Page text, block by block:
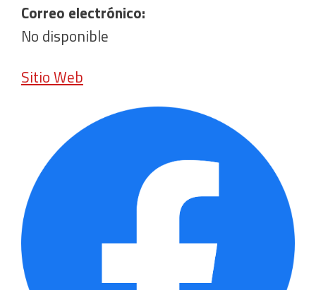
Correo electrónico:
No disponible
Sitio Web